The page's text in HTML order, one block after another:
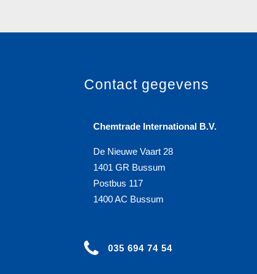
Contact gegevens
Chemtrade International B.V.
De Nieuwe Vaart 28
1401 GR Bussum
Postbus 117
1400 AC Bussum
035 694 74 54